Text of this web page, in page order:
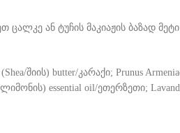
ან ტუჩის მაკიაჟის ბაზად მეტი
შიის) butter/კარაქი; Prunus
essential oil/ეთერზეთი;